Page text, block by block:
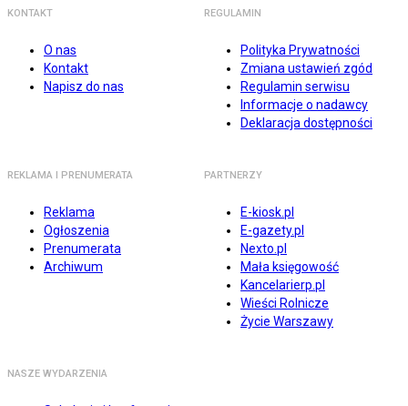
KONTAKT
O nas
Kontakt
Napisz do nas
REGULAMIN
Polityka Prywatności
Zmiana ustawień zgód
Regulamin serwisu
Informacje o nadawcy
Deklaracja dostępności
REKLAMA I PRENUMERATA
Reklama
Ogłoszenia
Prenumerata
Archiwum
PARTNERZY
E-kiosk.pl
E-gazety.pl
Nexto.pl
Mała księgowość
Kancelarierp.pl
Wieści Rolnicze
Życie Warszawy
NASZE WYDARZENIA